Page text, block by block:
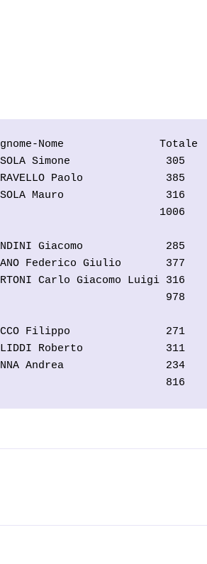
Nome
Simone               305
Paolo             385
Mauro                316
1006
Giacomo
Federico Giulio       377
Carlo Giacomo Luigi 316
978
Filippo
Roberto             311
Andrea                234
816